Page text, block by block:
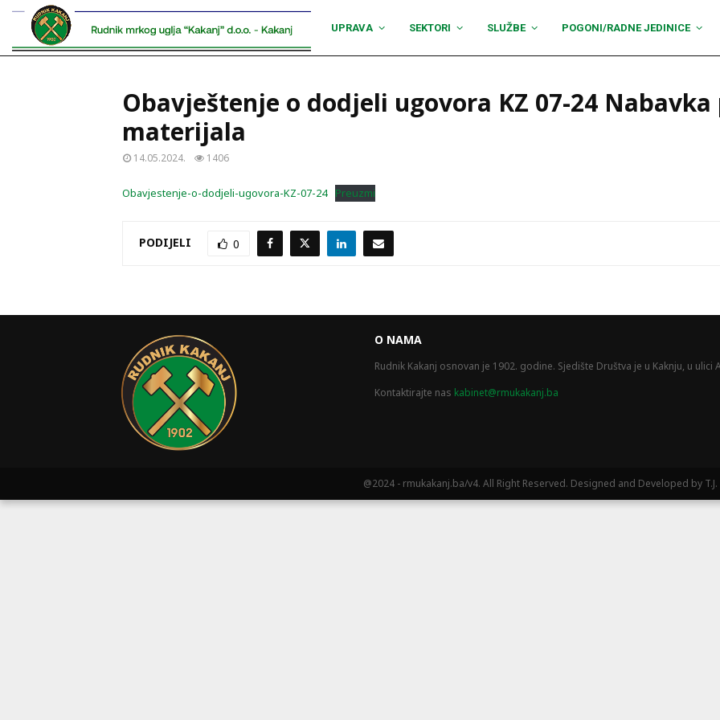
UPRAVA SEKTORI SLUŽBE POGONI/RADNE JEDINICE
Obavještenje o dodjeli ugovora KZ 07-24
materijala
14.05.2024. 1406
Obavjestenje-o-dodjeli-ugovora-KZ-07-24 Preuzmi
PODIJELI 0
O NAMA
Rudnik Kakanj osnovan je 1902. godine. Sjedište Društva je u Kaknju, u ulici
Kontaktirajte nas kabinet@rmukakanj.ba
@2024 - rmukakanj.ba/v4. All Right Reserved. Designed and Developed by T.J.